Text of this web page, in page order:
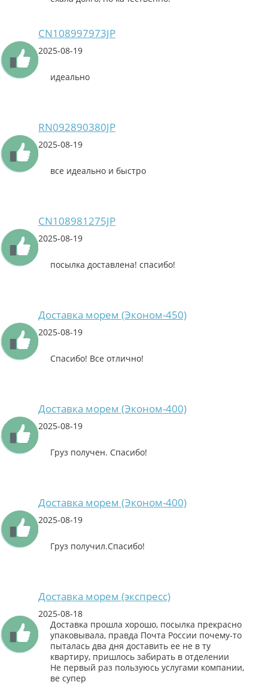
CN108997973JP
2025-08-19
идеально
RN092890380JP
2025-08-19
все идеально и быстро
CN108981275JP
2025-08-19
посылка доставлена! спасибо!
Доставка морем (Эконом-450)
2025-08-19
Спасибо! Все отлично!
Доставка морем (Эконом-400)
2025-08-19
Груз получен. Спасибо!
Доставка морем (Эконом-400)
2025-08-19
Груз получил.Спасибо!
Доставка морем (экспресс)
2025-08-18
Доставка прошла хорошо, посылка прекрасно
упаковывала, правда Почта России почему-то
пыталась два дня доставить ее не в ту
квартиру, пришлось забирать в отделении
Не первый раз пользуюсь услугами компании,
ве супер